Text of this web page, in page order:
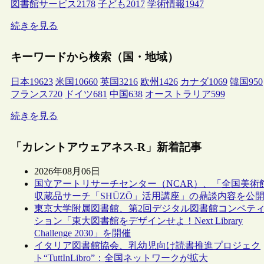
図書館サービス2178 子ども2017 学術情報1947
続きを見る
キーワードから検索（国・地域）
日本19623 米国 10660 英国3216 欧州 1426 カナダ1069 韓国950
フランス720 ドイツ681 中国638 オーストラリア599
続きを見る
「カレントアウェアネス-R」新着記事
2026年08月06日
国立アートリサーチセンター（NCAR）、「全国美術
収蔵品サーチ「SHŪZŌ」活用講座」の鼎談内容を公開
東京大学附属図書館、第2回デジタル図書館コンペティ
ション「東大図書館をデザインせよ！Next Library
Challenge 2030」を開催
イタリア図書館協会、乳幼児向け読書推進プロジェク
ト“TuttInLibro”：全国ネットワークが拡大